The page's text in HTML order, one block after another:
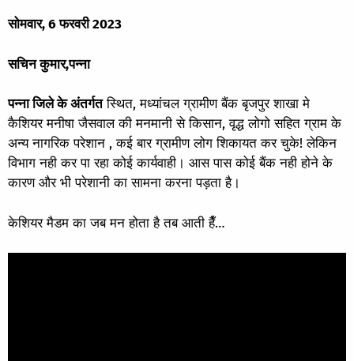
सोमवार, 6 फरवरी 2023
सचिन कुमार,पन्ना
पन्ना जिले के अंतर्गतस्थित, मध्यांचल ग्रामीण बैंक बृजपुर शाखा मे
कैशियर मनीषा जैसवाल की मनमानी से किसान, वृद्ध लोगो सहित ग्राम के
अन्य नागरिक परेशान , कई बार ग्रामीण लोग शिकायत कर चुके! लेकिन
विभाग नही कर पा रहा कोई कार्यवाही। आस पास कोई बैंक नही होने के
कारण और भी परेशानी का सामना करना पड़ता है।
केशियर मैडम का जब मन होता है तब आती हैँ…